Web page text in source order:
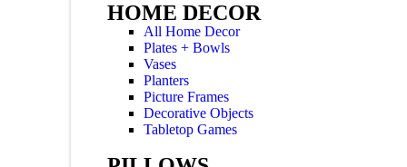
HOME DECOR
All Home Decor
Plates + Bowls
Vases
Planters
Picture Frames
Decorative Objects
Tabletop Games